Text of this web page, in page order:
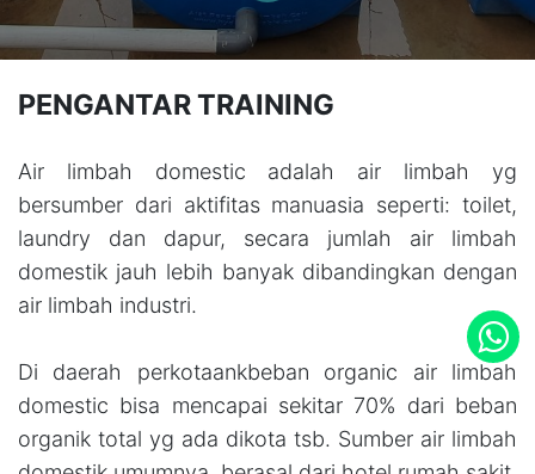
PENGANTAR TRAINING
Air limbah domestic adalah air limbah yg
bersumber dari aktifitas manuasia seperti: toilet,
laundry dan dapur, secara jumlah air limbah
domestik jauh lebih banyak dibandingkan dengan
air limbah industri.
Di daerah perkotaankbeban organic air limbah
domestic bisa mencapai sekitar 70% dari beban
organik total yg ada dikota tsb. Sumber air limbah